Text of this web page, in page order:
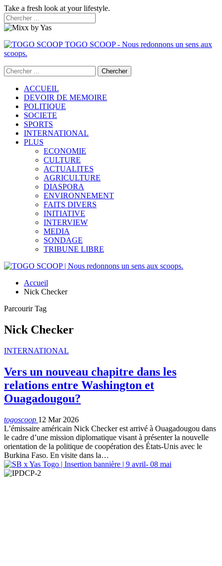
Take a fresh look at your lifestyle.
TOGO SCOOP - Nous redonnons un sens aux
scoops.
ACCUEIL
DEVOIR DE MEMOIRE
POLITIQUE
SOCIETE
SPORTS
INTERNATIONAL
PLUS
ECONOMIE
CULTURE
ACTUALITES
AGRICULTURE
DIASPORA
ENVIRONNEMENT
FAITS DIVERS
INITIATIVE
INTERVIEW
MEDIA
SONDAGE
TRIBUNE LIBRE
Accueil
Nick Checker
Parcourir Tag
Nick Checker
INTERNATIONAL
Vers un nouveau chapitre dans les
relations entre Washington et
Ouagadougou?
togoscoop 12 Mar 2026
L’émissaire américain Nick Checker est arrivé à Ouagadougou dans
le cadre d’une mission diplomatique visant à présenter la nouvelle
orientation de la politique de coopération des États-Unis avec le
Burkina Faso. En visite dans la…